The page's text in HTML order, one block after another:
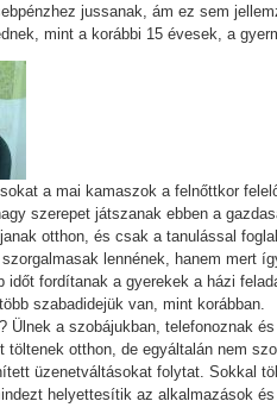
jussanak, ám ez sem
mint a korábbi 15 évesek, a
a mai kamaszok a felnőttkor
szerepet játszanak ebben a
otthon, és csak a tanulással
lennének, hanem mert
időt fordítanak a gyerekek a házi
szabadidejük van, mint korábban.
Ülnek a szobájukban, telefonoznak
töltenek otthon, de egyáltalán nem
üzenetváltásokat folytat. Sokkal
helyettesítik az alkalmazások